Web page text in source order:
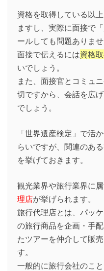
資格を取得している以
ますし、実際に面接で
ールしても問題ありませ
面接で伝えるには資格
いでしょう。
また、面接官とコミュ
切ですから、会話を広
でしょう。
「世界遺産検定」で活
らいですが、関連のあ
を挙げておきます。
観光業界や旅行業界に属
理店が挙げられます。
旅行代理店とは、パッ
の旅行商品を企画・手
たツアーを仲介して販
す。
一般的に旅行会社のこと